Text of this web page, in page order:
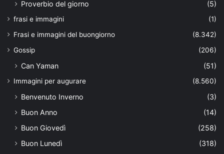
Proverbio del giorno
(5)
frasi e immagini
(1)
Frasi e immagini del buongiorno
(8.342)
Gossip
(206)
Can Yaman (51)
Immagini per augurare (8.560)
Benvenuto Inverno
(3)
Buon Anno
(14)
Buon Giovedì
(258)
Buon Lunedì
(318)